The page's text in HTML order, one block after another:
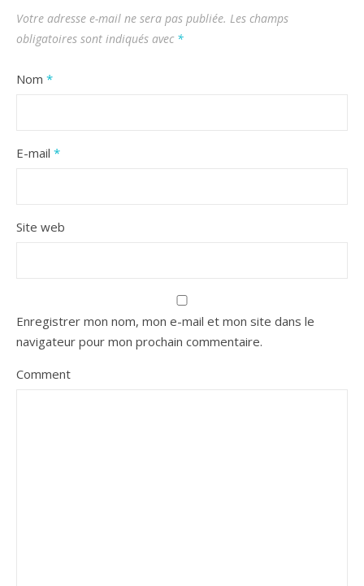
Votre adresse e-mail ne sera pas publiée. Les champs
obligatoires sont indiqués avec *
Nom *
E-mail *
Site web
Enregistrer mon nom, mon e-mail et mon site dans le
navigateur pour mon prochain commentaire.
Comment